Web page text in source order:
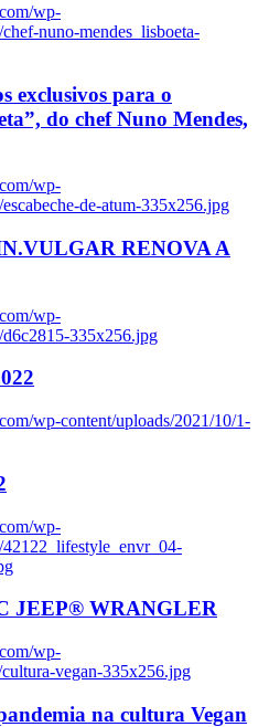
wp-
nuno-mendes_lisboeta-
exclusivos para o
do chef Nuno Mendes,
wp-
de-atum-335x256.jpg
RENOVA A
wp-
335x256.jpg
wp-content/uploads/2021/10/1-
wp-
JEEP® WRANGLER
wp-
vegan-335x256.jpg
na cultura Vegan